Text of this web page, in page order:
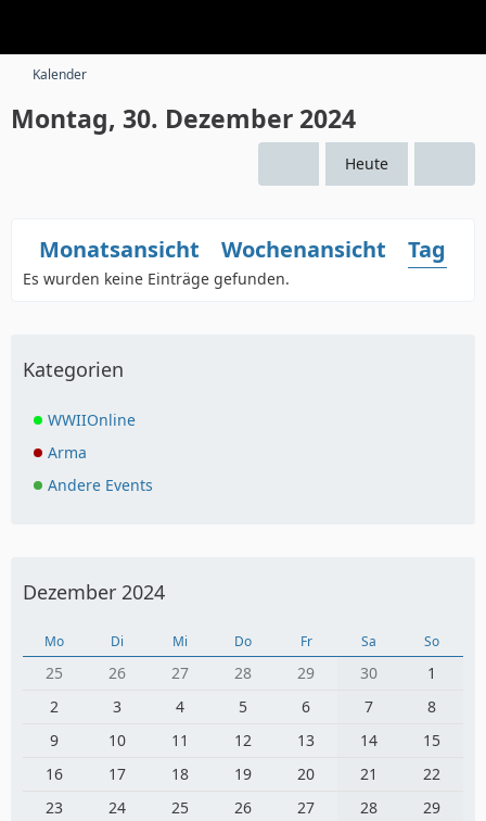
Kalender
Montag, 30. Dezember 2024
Heute
Monatsansicht Wochenansicht
Es wurden keine Einträge gefunden.
Kategorien
WWIIOnline
Arma
Andere Events
Dezember 2024
Mo Di Mi Do Fr Sa So
25 26 27 28 29 30
1
2
3 4 5 6 7
8
9
10 11 12 13 14
15
16
17 18 19 20 21
22
23
24 25 26 27 28
29